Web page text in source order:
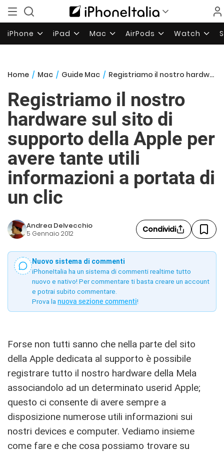
iPhone iPad Mac AirPods Watch
Home / Mac / Guide Mac / Registriamo il nostro hardware sul sito di supporto della Apple per avere tante utili informazioni a portata di un clic
Registriamo il nostro
hardware sul sito di
supporto della Apple per
avere tante utili
informazioni a portata di
un clic
Andrea Delvecchio
5 Gennaio 2012 Condividi
Nuovo sistema di commenti
iPhoneItalia ha un sistema di commenti realtime tutto
nuovo e nativo! Per commentare ti basta creare un account
e potrai subito commentare.
Prova la nuova sezione commenti!
Forse non tutti sanno che nella parte del sito
della Apple dedicata al supporto è possibile
registrare tutto il nostro hardware della Mela
associandolo ad un determinato userid Apple;
questo ci consente di avere sempre a
disposizione numerose utili informazioni sui
nostri devices e computer. Vediamo insieme
come fare e che cosa possiamo trovare su